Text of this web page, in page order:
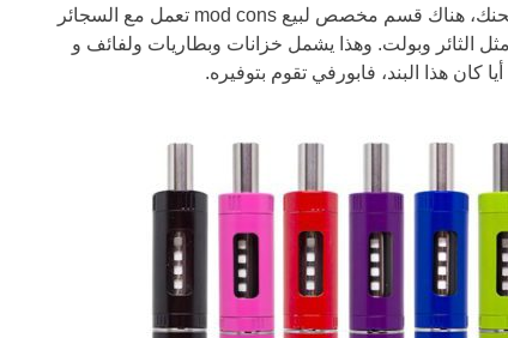
من هذه السجائر الإلكترونية. للمدخن المحنك، هناك قسم مخصص لبيع mod cons تعمل مع السجائر
مثل الثائر وبولت. وهذا يشمل خزانات وبطاريات ولفائف و